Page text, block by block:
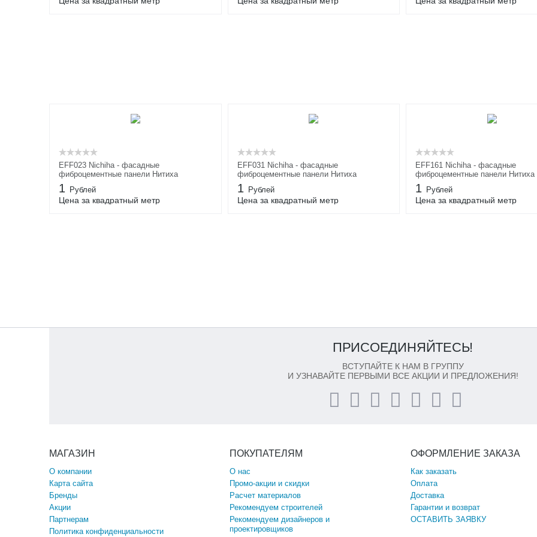
EFF023 Nichiha - фасадные
фиброцементные панели Нитиха
1 Рублей
Цена за квадратный метр
EFF031 Nichiha - фасадные
фиброцементные панели Нитиха
1 Рублей
Цена за квадратный метр
EFF161 Nichiha - фасадные
фиброцементные панели Нитиха
1 Рублей
Цена за квадратный метр
ПРИСОЕДИНЯЙТЕСЬ!
ВСТУПАЙТЕ К НАМ В ГРУППУ
И УЗНАВАЙТЕ ПЕРВЫМИ ВСЕ АКЦИИ И ПРЕДЛОЖЕНИЯ!
МАГАЗИН
О компании
Карта сайта
Бренды
Акции
Партнерам
Политика конфиденциальности
ПОКУПАТЕЛЯМ
О нас
Промо-акции и скидки
Расчет материалов
Рекомендуем строителей
Рекомендуем дизайнеров и
проектировщиков
ОФОРМЛЕНИЕ ЗАКАЗА
Как заказать
Оплата
Доставка
Гарантии и возврат
ОСТАВИТЬ ЗАЯВКУ